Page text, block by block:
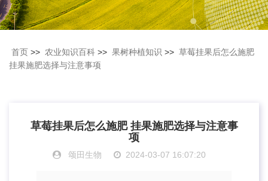
首页 >> 农业知识百科 >> 果树种植知识 >> 草莓挂果后怎么施肥
挂果施肥选择与注意事项
草莓挂果后怎么施肥 挂果施肥选择与注意事
项
颂田生物 2024-03-07 16:07:20